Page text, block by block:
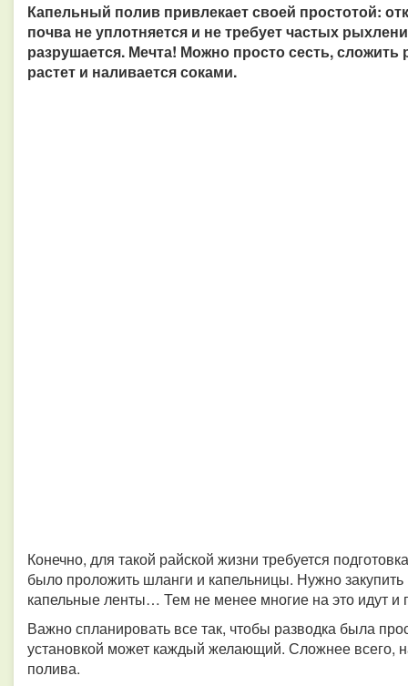
Капельный полив привлекает своей простотой:
почва не уплотняется и не требует частых
разрушается. Мечта! Можно просто сесть, сложить
растет и наливается соками.
Конечно, для такой райской жизни требуется
было проложить шланги и капельницы. Нужно
капельные ленты… Тем не менее многие на это идут
Важно спланировать все так, чтобы разводка была
установкой может каждый желающий. Сложнее всего,
полива.